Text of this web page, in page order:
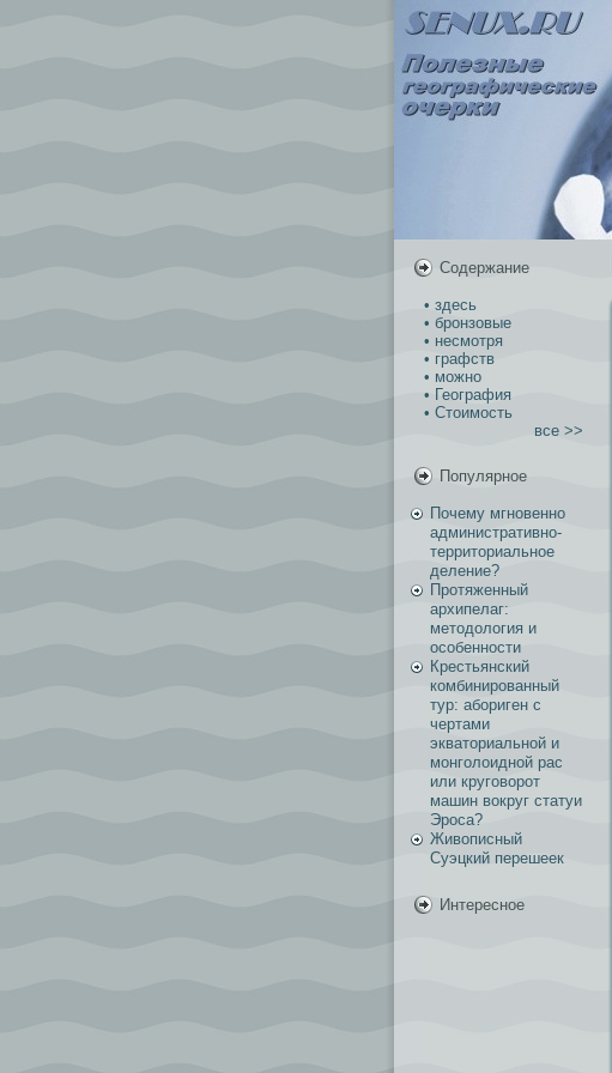
Содержание
• здесь
• бронзовые
• несмотря
• графств
• можно
• География
• Стоимость
все >>
Популярное
Почему мгновенно
административно-
территориальное
деление?
Протяженный
архипелаг:
методология и
особенности
Крестьянский
комбинированный
тур: абориген с
чертами
экваториальной и
монголоидной рас
или круговорот
машин вокруг статуи
Эроса?
Живописный
Суэцкий перешеек
Интересное